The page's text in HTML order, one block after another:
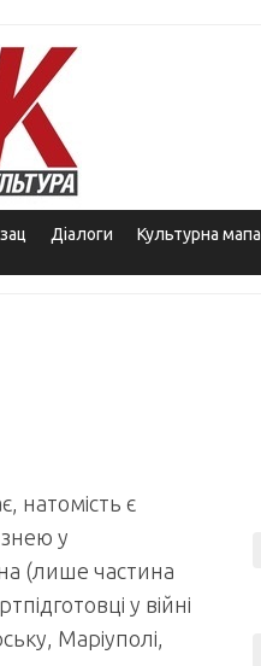
Діалоги Культурна мапа
натомість є
у
(лише частина
у війні
Маріуполі,